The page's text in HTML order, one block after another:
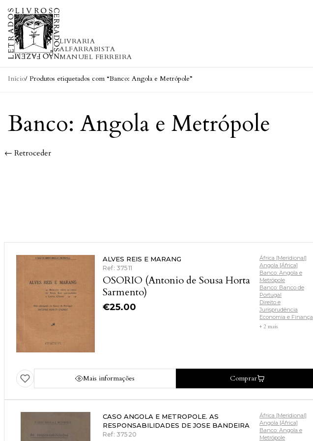
Skip to content
LIVRARIA
ALFARRABISTA
MANUEL FERREIRA
Início/ Produtos etiquetados com “Banco: Angola e Metrópole”
Banco: Angola e Metrópole
← Retroceder
ALVES REIS E MARANG
Ref: 37511
OSORIO (Antonio de Sousa Horta
Sarmento)
€25.00
África [Meridional]
Angola [África]
Banco: Angola e
Metrópole
Banco: Banco de
Portugal
Direito e
Jurisprudência
Economia e Finança
+ 2 mais
Mais informações Comprar
CASO ANGOLA E METROPOLE. AS
RESPONSABILIDADES DE JOSE BANDEIRA
Ref: 37520
África [Meridional]
Angola [África]
Banco: Angola e
Metrópole